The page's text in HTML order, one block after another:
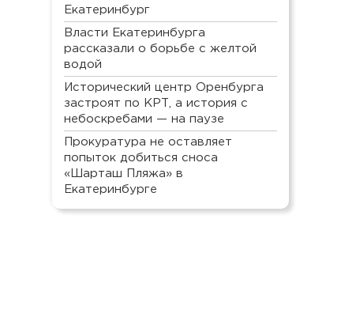
Екатеринбург
Власти Екатеринбурга
рассказали о борьбе с желтой
водой
Исторический центр Оренбурга
застроят по КРТ, а история с
небоскребами — на паузе
Прокуратура не оставляет
попыток добиться сноса
«Шарташ Пляжа» в
Екатеринбурге